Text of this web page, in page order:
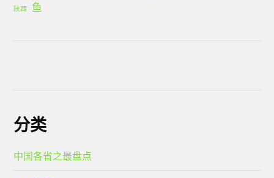
陕西 鱼
分类
中国各省之最盘点